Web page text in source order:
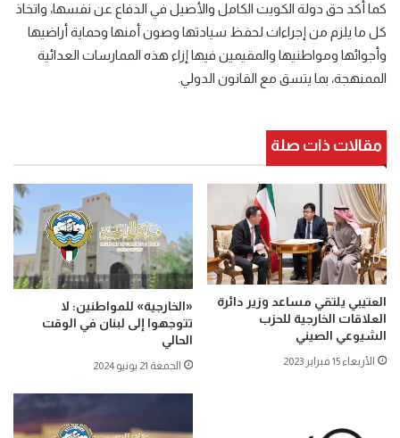
كما أكد حق دولة الكويت الكامل والأصيل في الدفاع عن نفسها، واتخاذ
كل ما يلزم من إجراءات لحفظ سيادتها وصون أمنها وحماية أراضيها
وأجوائها ومواطنيها والمقيمين فيها إزاء هذه الممارسات العدائية
الممنهجة، بما يتسق مع القانون الدولي.
مقالات ذات صلة
العتيبي يلتقي مساعد وزير دائرة
العلاقات الخارجية للحزب
الشيوعي الصيني
الأربعاء 15 فبراير 2023
«الخارجية» للمواطنين: لا
تتوجهوا إلى لبنان في الوقت
الحالي
الجمعة 21 يونيو 2024